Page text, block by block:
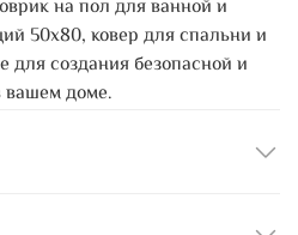
на пол для ванной и
50х80, ковер для спальни и
создания безопасной и
вашем доме.